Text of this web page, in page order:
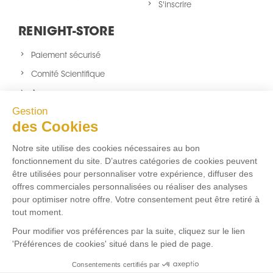
Gestion
des Cookies
Notre site utilise des cookies nécessaires au bon
fonctionnement du site. D’autres catégories de cookies peuvent
être utilisées pour personnaliser votre expérience, diffuser des
offres commerciales personnalisées ou réaliser des analyses
pour optimiser notre offre. Votre consentement peut être retiré à
tout moment.
Pour modifier vos préférences par la suite, cliquez sur le lien
'Préférences de cookies' situé dans le pied de page.
Consentements certifiés par
S'inscrire
RENIGHT-STORE
Paiement sécurisé
Comité Scientifique
A propos
Nouveaux produits
sitemap
NOUS SUIVRE
FacebookTwitter Instagram
FLUX RSS
Aucun flux RSS ajouté
Marchand approuvé par la Société des Avis Garantis,